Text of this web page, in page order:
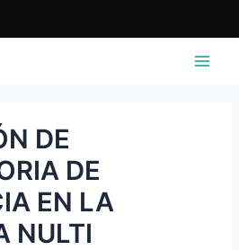
Main
DE
DE
EN LA
NULTI